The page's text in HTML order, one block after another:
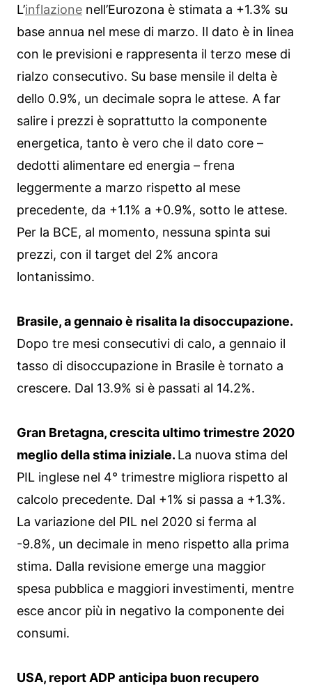
L’inflazione nell’Eurozona è stimata a +1.3% su
base annua nel mese di marzo. Il dato è in linea
con le previsioni e rappresenta il terzo mese di
rialzo consecutivo. Su base mensile il delta è
dello 0.9%, un decimale sopra le attese. A far
salire i prezzi è soprattutto la componente
energetica, tanto è vero che il dato core –
dedotti alimentare ed energia – frena
leggermente a marzo rispetto al mese
precedente, da +1.1% a +0.9%, sotto le attese.
Per la BCE, al momento, nessuna spinta sui
prezzi, con il target del 2% ancora
lontanissimo.
Brasile, a gennaio è risalita la disoccupazione.
Dopo tre mesi consecutivi di calo, a gennaio il
tasso di disoccupazione in Brasile è tornato a
crescere. Dal 13.9% si è passati al 14.2%.
Gran Bretagna, crescita ultimo trimestre 2020
meglio della stima iniziale. La nuova stima del
PIL inglese nel 4° trimestre migliora rispetto al
calcolo precedente. Dal +1% si passa a +1.3%.
La variazione del PIL nel 2020 si ferma al
-9.8%, un decimale in meno rispetto alla prima
stima. Dalla revisione emerge una maggior
spesa pubblica e maggiori investimenti, mentre
esce ancor più in negativo la componente dei
consumi.
USA, report ADP anticipa buon recupero